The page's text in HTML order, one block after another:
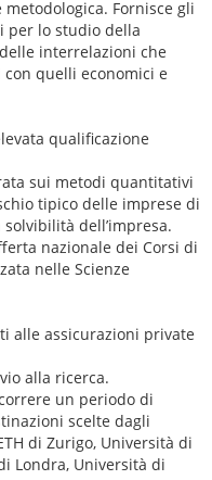
Fornisce gli
per lo studio della
interrelazioni che
quelli economici e
qualificazione
sui metodi quantitativi
tipico delle imprese di
dell’impresa.
nazionale dei Corsi di
nelle Scienze
alle assicurazioni private
alla ricerca.
un periodo di
scelte dagli
di Zurigo, Università di
Londra, Università di